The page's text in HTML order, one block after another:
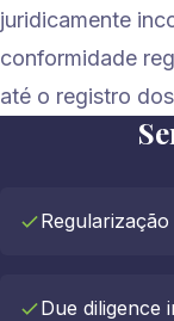
juridicamente
conformidade
até o registro
Due diligence